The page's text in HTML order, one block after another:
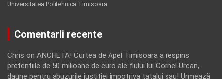
Universitatea Politehnica Timisoara
Comentarii recente
Chris on ANCHETA! Curtea de Apel Timisoara a respins
pretentiile de 50 milioane de euro ale fiului lui Cornel Urcan,
daune pentru abuzurile justitiei impotriva tatalui sau! Urmează